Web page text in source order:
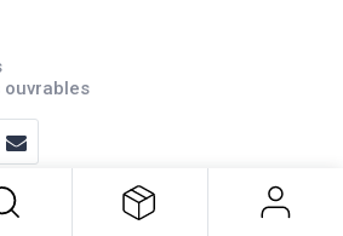
ouvrables
Nr Wh